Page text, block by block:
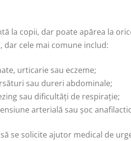
la copii, dar poate apărea la
dar cele mai comune includ:
urticarie sau eczeme;
sau dureri abdominale;
sau dificultăți de respirație;
arterială sau șoc
se solicite ajutor medical de